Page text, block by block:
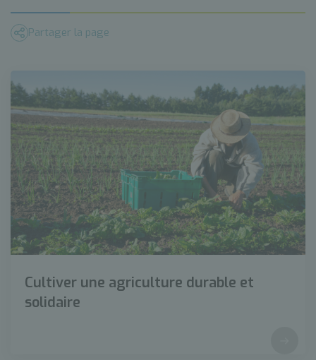
Partager la page
Cultiver une agriculture durable et
solidaire